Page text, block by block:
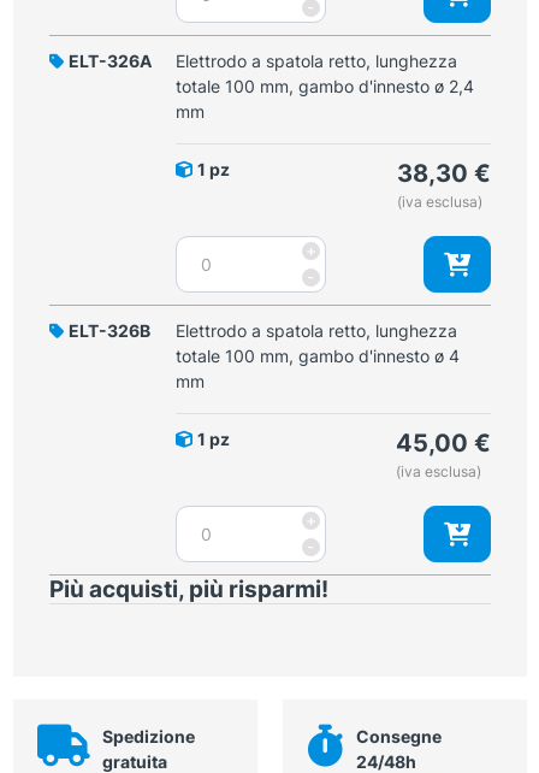
gambo
d'innesto
ø
2,4
mm
-
ansa
a
filo
ø
lunghezza
mm,
gambo
d'innesto
ø
4
mm
ELT-326A
Elettrodo a spatola retto, lunghezza
totale 100 mm, gambo d'innesto ø 2,4
mm
1 pz 38,30 €
(iva esclusa)
-
Elettrodo
spatola
retto,
lunghezza
totale
gambo
mm
quantità
+
ELT-326B
Elettrodo a spatola retto, lunghezza
totale 100 mm, gambo d'innesto ø 4
mm
1 pz 45,00 €
(iva esclusa)
-
Elettrodo
spatola
retto,
d'innesto
+
Più acquisti, più risparmi!
Spedizione
gratuita
Consegne
24/48h